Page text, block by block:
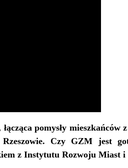
pomysły mieszkańców
Czy GZM jest
z Instytutu Rozwoju Miast i